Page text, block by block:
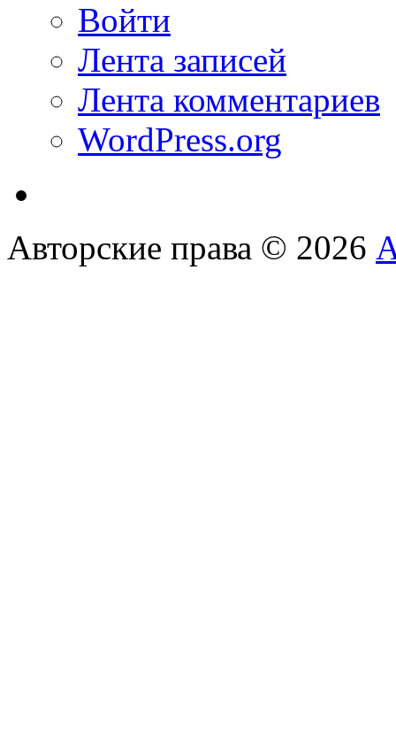
Войти
Лента записей
Лента комментариев
WordPress.org
Авторские права © 2026